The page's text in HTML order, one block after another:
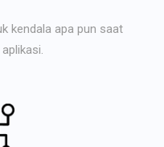
kendala apa pun saat